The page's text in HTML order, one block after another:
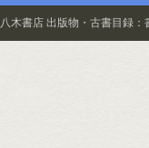
八木書店 出版物・古書目録